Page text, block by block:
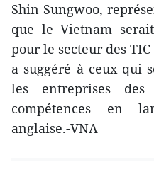
Shin Sungwoo,
que le Vietnam
pour le secteur des
a suggéré à ceux qui
les entreprises
compétences en
anglaise.-VNA